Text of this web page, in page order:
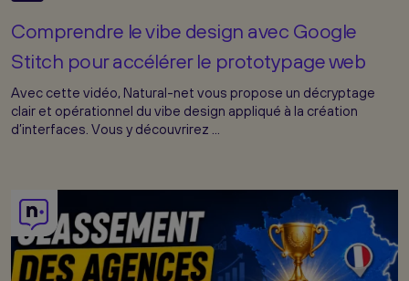
Comprendre le vibe design avec Google
Stitch pour accélérer le prototypage web
Avec cette vidéo, Natural-net vous propose un décryptage
clair et opérationnel du vibe design appliqué à la création
d’interfaces. Vous y découvrirez ...